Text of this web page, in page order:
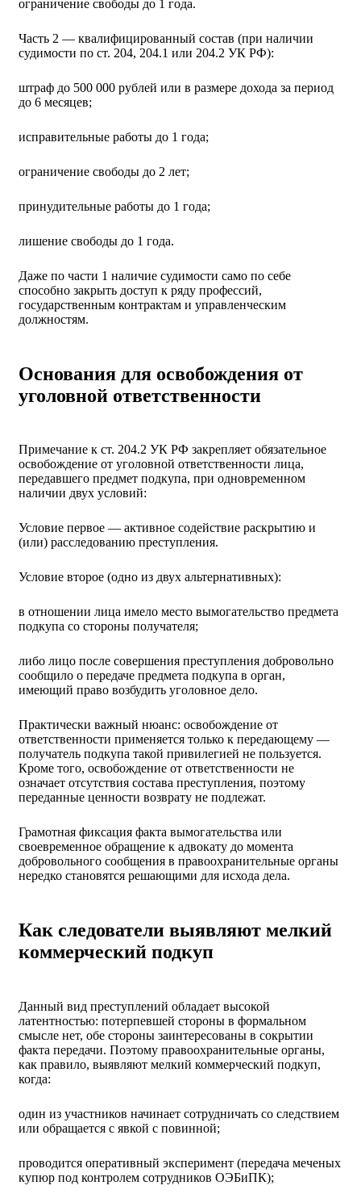
ограничение свободы до 1 года.
Часть 2 — квалифицированный состав (при наличии
судимости по ст. 204, 204.1 или 204.2 УК РФ):
штраф до 500 000 рублей или в размере дохода за период
до 6 месяцев;
исправительные работы до 1 года;
ограничение свободы до 2 лет;
принудительные работы до 1 года;
лишение свободы до 1 года.
Даже по части 1 наличие судимости само по себе
способно закрыть доступ к ряду профессий,
государственным контрактам и управленческим
должностям.
Основания для освобождения от
уголовной ответственности
Примечание к ст. 204.2 УК РФ закрепляет обязательное
освобождение от уголовной ответственности лица,
передавшего предмет подкупа, при одновременном
наличии двух условий:
Условие первое — активное содействие раскрытию и
(или) расследованию преступления.
Условие второе (одно из двух альтернативных):
в отношении лица имело место вымогательство предмета
подкупа со стороны получателя;
либо лицо после совершения преступления добровольно
сообщило о передаче предмета подкупа в орган,
имеющий право возбудить уголовное дело.
Практически важный нюанс: освобождение от
ответственности применяется только к передающему —
получатель подкупа такой привилегией не пользуется.
Кроме того, освобождение от ответственности не
означает отсутствия состава преступления, поэтому
переданные ценности возврату не подлежат.
Грамотная фиксация факта вымогательства или
своевременное обращение к адвокату до момента
добровольного сообщения в правоохранительные органы
нередко становятся решающими для исхода дела.
Как следователи выявляют мелкий
коммерческий подкуп
Данный вид преступлений обладает высокой
латентностью: потерпевшей стороны в формальном
смысле нет, обе стороны заинтересованы в сокрытии
факта передачи. Поэтому правоохранительные органы,
как правило, выявляют мелкий коммерческий подкуп,
когда:
один из участников начинает сотрудничать со следствием
или обращается с явкой с повинной;
проводится оперативный эксперимент (передача меченых
купюр под контролем сотрудников ОЭБиПК);